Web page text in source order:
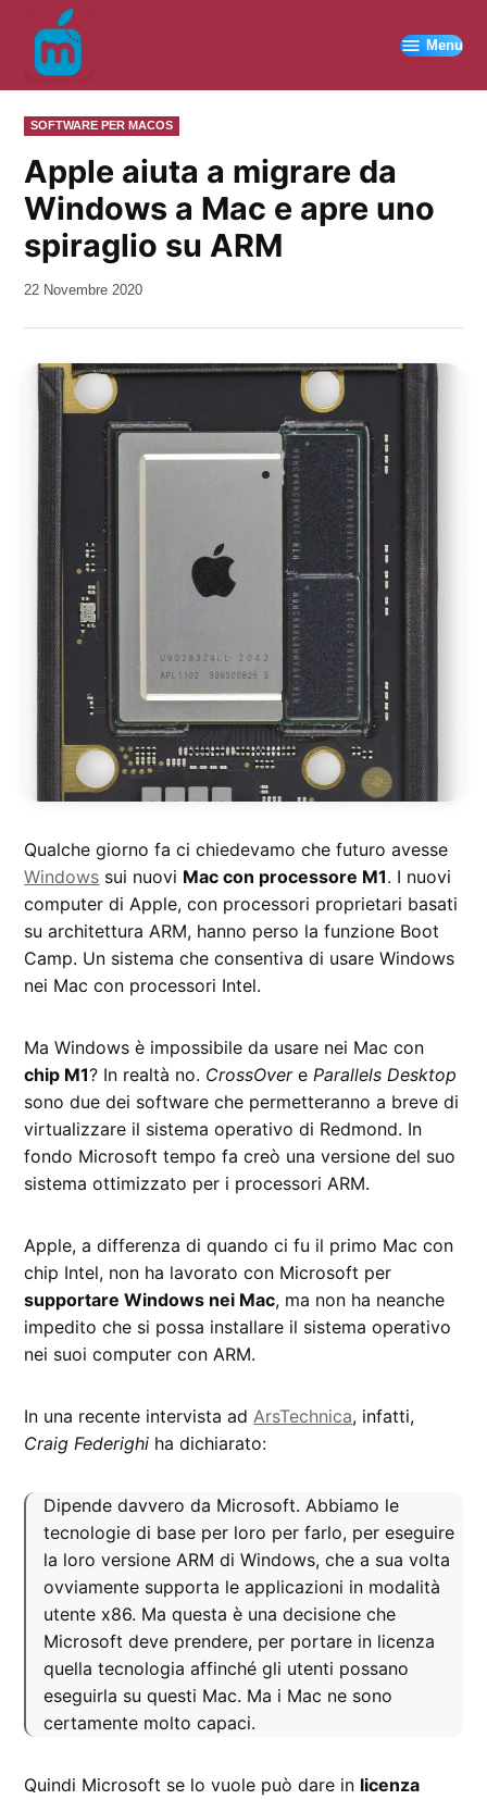
contenuto
Menu
PUBBLICATO
IN
SOFTWARE PER MACOS
Apple aiuta a migrare da
Windows a Mac e apre uno
spiraglio su ARM
da
22 Novembre 2020
Qualche giorno fa ci chiedevamo che futuro avesse
Windows sui nuovi Mac con processore M1. I nuovi
computer di Apple, con processori proprietari basati
su architettura ARM, hanno perso la funzione Boot
Camp. Un sistema che consentiva di usare Windows
nei Mac con processori Intel.
Ma Windows è impossibile da usare nei Mac con
chip M1? In realtà no. CrossOvereParallels Desktop
sono due dei software che permetteranno a breve di
virtualizzare il sistema operativo di Redmond. In
fondo Microsoft tempo fa creò una versione del suo
sistema ottimizzato per i processori ARM.
Apple, a differenza di quando ci fu il primo Mac con
chip Intel, non ha lavorato con Microsoft per
supportare Windows nei Mac, ma non ha neanche
impedito che si possa installare il sistema operativo
nei suoi computer con ARM.
In una recente intervista adArsTechnica, infatti,
Craig Federighi ha dichiarato:
Dipende davvero da Microsoft. Abbiamo le
tecnologie di base per loro per farlo, per eseguire
la loro versione ARM di Windows, che a sua volta
ovviamente supporta le applicazioni in modalità
utente x86. Ma questa è una decisione che
Microsoft deve prendere, per portare in licenza
quella tecnologia affinché gli utenti possano
eseguirla su questi Mac. Ma i Mac ne sono
certamente molto capaci.
Quindi Microsoft se lo vuole può dare in licenza